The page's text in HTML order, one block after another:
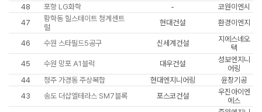
48
포항 LG화학 -
코원이엔시
47
황학동 힐스테이트 청계센트
럴
현대건설 환경이엔지
46 수원 스타필드5공구 신세계건설
지에스네오
텍
45
수원 망포 A1블럭 대우건설
성보엔지니
어링
44
청주 가경동 주상복합 현대엔지니어링
윤창기공
43
송도 더샵엘테라스 SM7블록 포스코건설
우진아이엔
에스